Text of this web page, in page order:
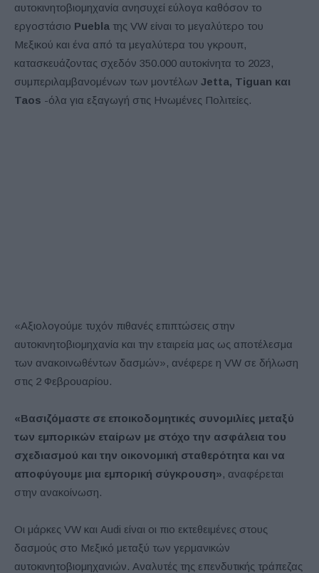
αυτοκινητοβιομηχανία ανησυχεί εύλογα καθόσον το
εργοστάσιο Puebla της VW είναι το μεγαλύτερο του
Μεξικού και ένα από τα μεγαλύτερα του γκρουπ,
κατασκευάζοντας σχεδόν 350.000 αυτοκίνητα το 2023,
συμπεριλαμβανομένων των μοντέλων Jetta, Tiguan και
Taos -όλα για εξαγωγή στις Ηνωμένες Πολιτείες.
«Αξιολογούμε τυχόν πιθανές επιπτώσεις στην
αυτοκινητοβιομηχανία και την εταιρεία μας ως αποτέλεσμα
των ανακοινωθέντων δασμών», ανέφερε η VW σε δήλωση
στις 2 Φεβρουαρίου.
«Βασιζόμαστε σε εποικοδομητικές συνομιλίες μεταξύ
των εμπορικών εταίρων με στόχο την ασφάλεια του
σχεδιασμού και την οικονομική σταθερότητα και να
αποφύγουμε μια εμπορική σύγκρουση», αναφέρεται
στην ανακοίνωση.
Οι μάρκες VW και Audi είναι οι πιο εκτεθειμένες στους
δασμούς στο Μεξικό μεταξύ των γερμανικών
αυτοκινητοβιομηχανιών. Αναλυτές της επενδυτικής τράπεζας